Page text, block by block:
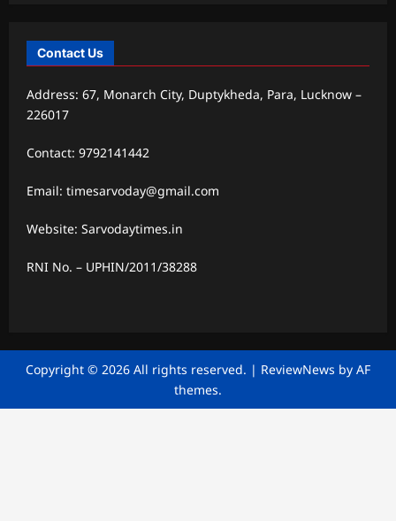
Contact Us
Address: 67, Monarch City, Duptykheda, Para, Lucknow –
226017
Contact: 9792141442
Email: timesarvoday@gmail.com
Website: Sarvodaytimes.in
RNI No. – UPHIN/2011/38288
Copyright © 2026 All rights reserved. | ReviewNews by AF
themes.